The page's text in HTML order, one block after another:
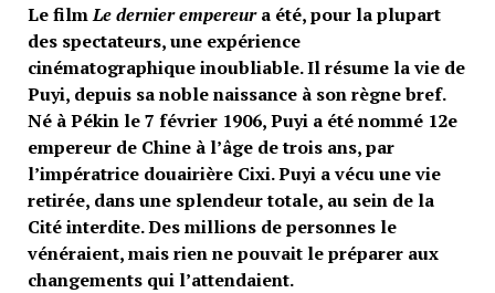
Le filmLe dernier empereura été, pour la plupart
des spectateurs, une expérience
cinématographique inoubliable. Il résume la vie de
Puyi, depuis sa noble naissance à son règne bref.
Né à Pékin le 7 février 1906, Puyi a été nommé 12e
empereur de Chine à l’âge de trois ans, par
l’impératrice douairière Cixi. Puyi a vécu une vie
retirée, dans une splendeur totale, au sein de la
Cité interdite. Des millions de personnes le
vénéraient, mais rien ne pouvait le préparer aux
changements qui l’attendaient.